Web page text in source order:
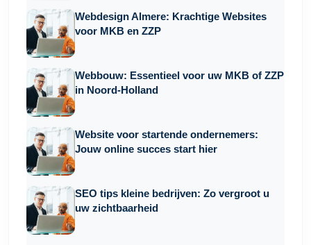
Webdesign Almere: Krachtige Websites
voor MKB en ZZP
Webbouw: Essentieel voor uw MKB of ZZP
in Noord-Holland
Website voor startende ondernemers:
Jouw online succes start hier
SEO tips kleine bedrijven: Zo vergroot u
uw zichtbaarheid